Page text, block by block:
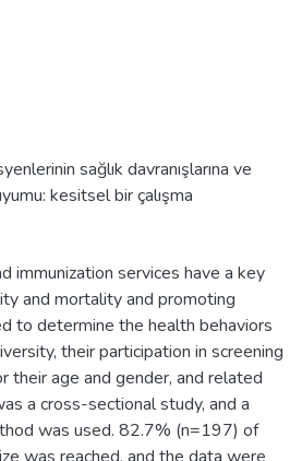
sağlık davranışlarına ve
kesitsel bir çalışma
immunization services have a key
and mortality and promoting
to determine the health behaviors
their participation in screening
their age and gender, and related
a cross-sectional study, and a
was used. 82.7% (n=197) of